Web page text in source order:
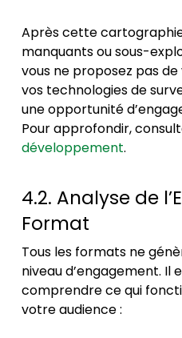
Après cette
manquants ou sous-
vous ne proposez pas
vos technologies de
une opportunité
Pour approfondir,
développement.
4.2. Analyse de
Format
Tous les formats ne
niveau d’engagement. Il
comprendre ce qui
votre audience :